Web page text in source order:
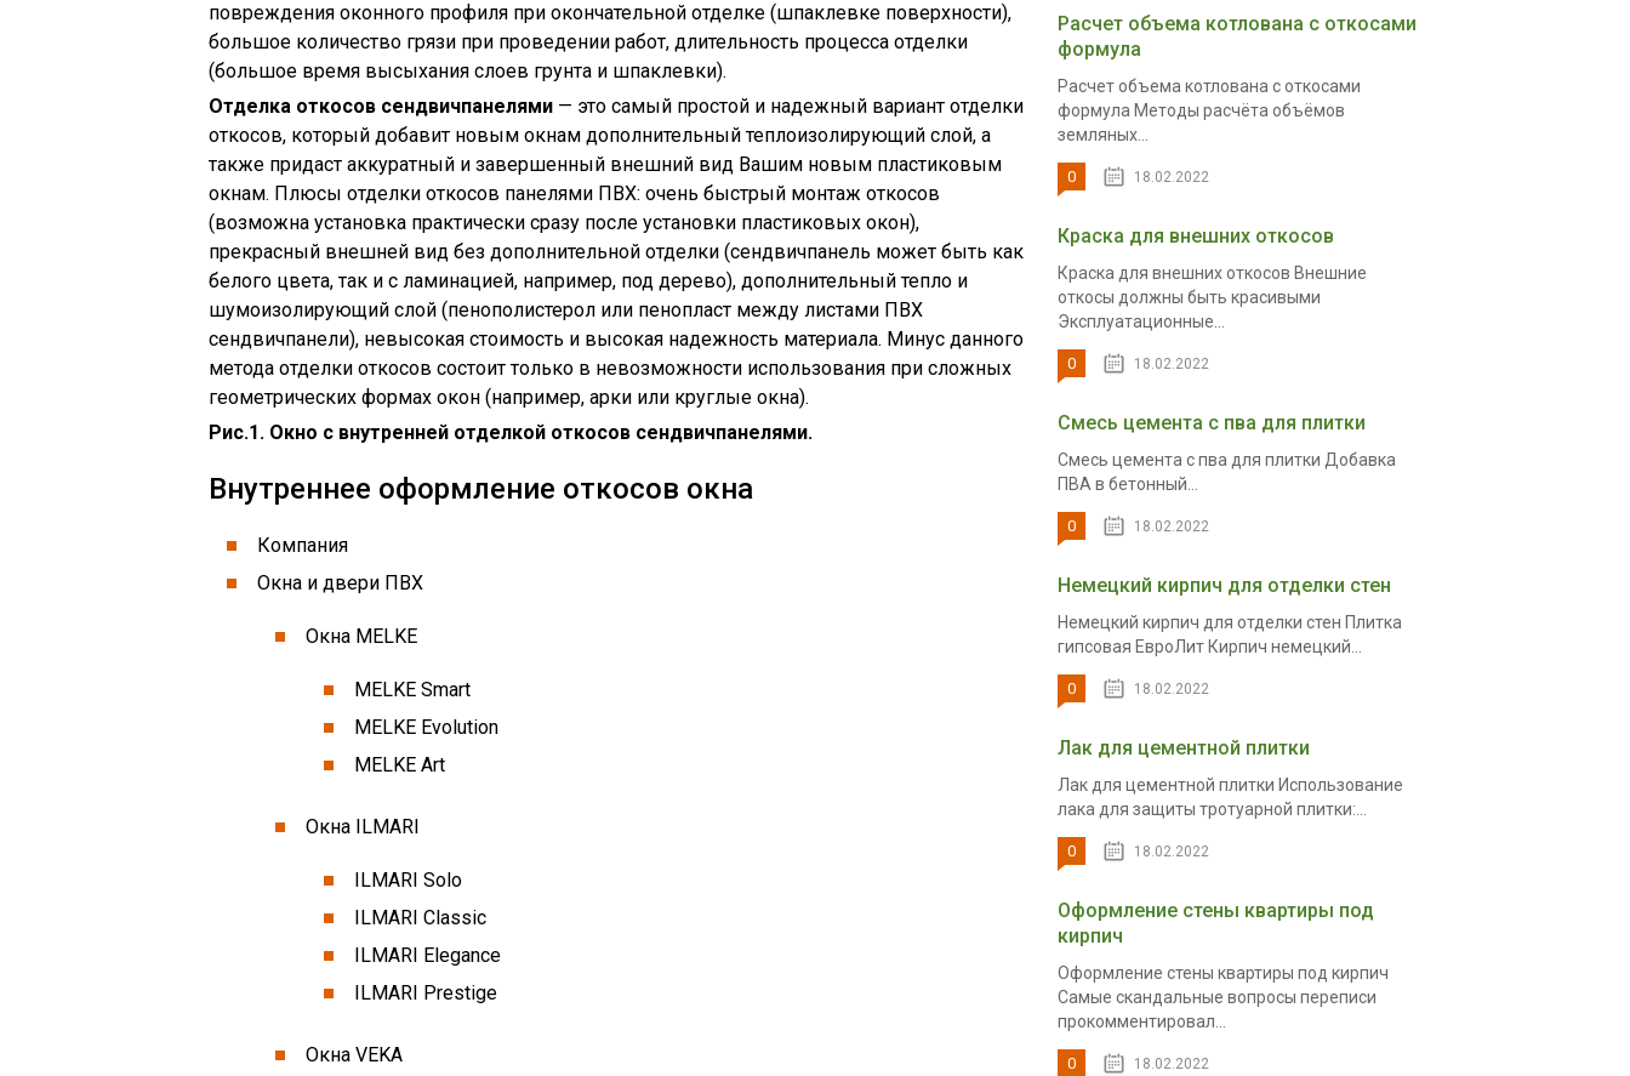
повреждения оконного профиля при окончательной отделке (шпаклевке поверхности),
большое количество грязи при проведении работ, длительность процесса отделки
(большое время высыхания слоев грунта и шпаклевки).
Отделка откосов сендвичпанелями — это самый простой и надежный вариант отделки
откосов, который добавит новым окнам дополнительный теплоизолирующий слой, а
также придаст аккуратный и завершенный внешний вид Вашим новым пластиковым
окнам. Плюсы отделки откосов панелями ПВХ: очень быстрый монтаж откосов
(возможна установка практически сразу после установки пластиковых окон),
прекрасный внешней вид без дополнительной отделки (сендвичпанель может быть как
белого цвета, так и с ламинацией, например, под дерево), дополнительный тепло и
шумоизолирующий слой (пенополистерол или пенопласт между листами ПВХ
сендвичпанели), невысокая стоимость и высокая надежность материала. Минус данного
метода отделки откосов состоит только в невозможности использования при сложных
геометрических формах окон (например, арки или круглые окна).
Рис.1. Окно с внутренней отделкой откосов сендвичпанелями.
Внутреннее оформление откосов окна
Компания
Окна и двери ПВХ
Окна MELKE
MELKE Smart
MELKE Evolution
MELKE Art
Окна ILMARI
ILMARI Solo
ILMARI Classic
ILMARI Elegance
ILMARI Prestige
Окна VEKA
Расчет объема котлована с откосами
формула
Расчет объема котлована с откосами
формула Методы расчёта объёмов
земляных...
0 18.02.2022
Краска для внешних откосов
Краска для внешних откосов Внешние
откосы должны быть красивыми
Эксплуатационные...
0 18.02.2022
Смесь цемента с пва для плитки
Смесь цемента с пва для плитки Добавка
ПВА в бетонный...
0 18.02.2022
Немецкий кирпич для отделки стен
Немецкий кирпич для отделки стен Плитка
гипсовая ЕвроЛит Кирпич немецкий...
0 18.02.2022
Лак для цементной плитки
Лак для цементной плитки Использование
лака для защиты тротуарной плитки:...
0 18.02.2022
Оформление стены квартиры под
кирпич
Оформление стены квартиры под кирпич
Самые скандальные вопросы переписи
прокомментировал...
0 18.02.2022